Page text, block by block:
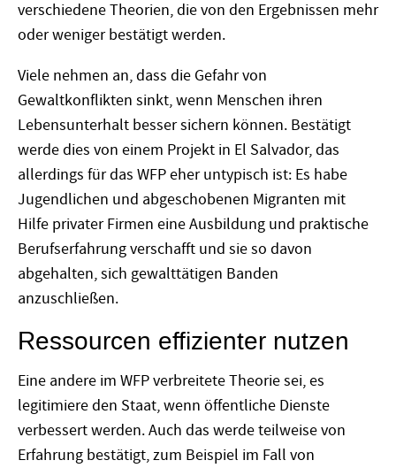
verschiedene Theorien, die von den Ergebnissen mehr
oder weniger bestätigt werden.
Viele nehmen an, dass die Gefahr von
Gewaltkonflikten sinkt, wenn Menschen ihren
Lebensunterhalt besser sichern können. Bestätigt
werde dies von einem Projekt in El Salvador, das
allerdings für das WFP eher untypisch ist: Es habe
Jugendlichen und abgeschobenen Migranten mit
Hilfe privater Firmen eine Ausbildung und praktische
Berufserfahrung verschafft und sie so davon
abgehalten, sich gewalttätigen Banden
anzuschließen.
Ressourcen effizienter nutzen
Eine andere im WFP verbreitete Theorie sei, es
legitimiere den Staat, wenn öffentliche Dienste
verbessert werden. Auch das werde teilweise von
Erfahrung bestätigt, zum Beispiel im Fall von